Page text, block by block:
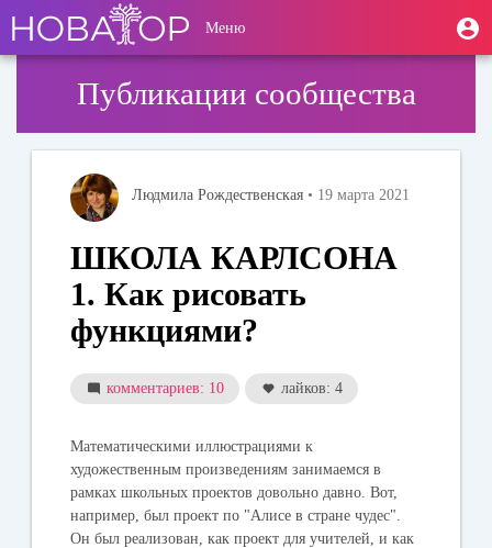
основному
содержанию
User
account
Меню
Публикации сообщества
Людмила Рождественская • 19 марта 2021
ШКОЛА КАРЛСОНА
1. Как рисовать
функциями?
комментариев: 10 лайков: 4
Математическими иллюстрациями к
художественным произведениям занимаемся в
рамках школьных проектов довольно давно. Вот,
например, был проект по "Алисе в стране чудес".
Он был реализован, как проект для учителей, и как